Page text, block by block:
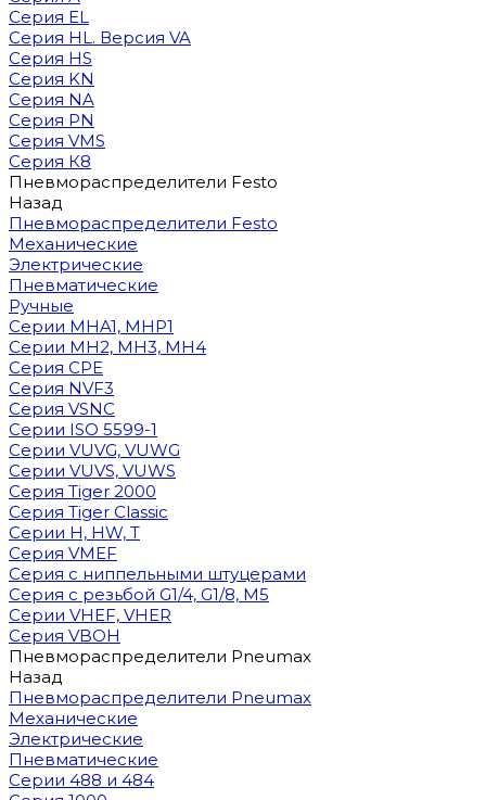
Серия EL
Серия HL. Версия VA
Серия HS
Серия KN
Серия NA
Серия PN
Серия VMS
Серия К8
Пневмораспределители Festo
Назад
Пневмораспределители Festo
Механические
Электрические
Пневматические
Ручные
Cерии MHA1, MHP1
Cерии MH2, MH3, MH4
Cерия CPE
Серия NVF3
Серия VSNC
Серии ISO 5599-1
Серии VUVG, VUWG
Серии VUVS, VUWS
Серия Tiger 2000
Серия Tiger Classic
Серии H, HW, T
Серия VMEF
Серия с ниппельными штуцерами
Серия с резьбой G1/4, G1/8, М5
Серии VHEF, VHER
Серия VBOH
Пневмораспределители Pneumax
Назад
Пневмораспределители Pneumax
Механические
Электрические
Пневматические
Серии 488 и 484